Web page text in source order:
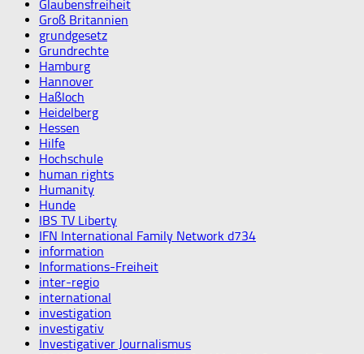
Glaubensfreiheit
Groß Britannien
grundgesetz
Grundrechte
Hamburg
Hannover
Haßloch
Heidelberg
Hessen
Hilfe
Hochschule
human rights
Humanity
Hunde
IBS TV Liberty
IFN International Family Network d734
information
Informations-Freiheit
inter-regio
international
investigation
investigativ
Investigativer Journalismus